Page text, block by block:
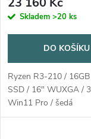
Skladem >20 ks
DO KOŠÍKU
Ryzen R3-210 /
SSD / 16" WUXGA /
Win11 Pro / šedá